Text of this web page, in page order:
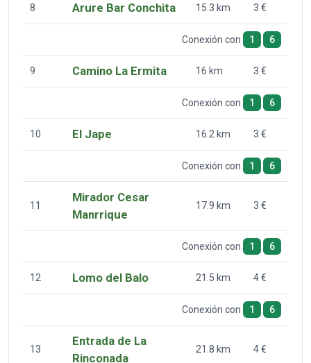
8 Arure Bar Conchita 15.3 km 3 €
Conexión con 1 6
9 Camino La Ermita 16 km 3 €
Conexión con 1 6
10 El Jape 16.2 km 3 €
Conexión con 1 6
11
Mirador Cesar
Manrrique
17.9 km 3 €
Conexión con 1 6
12 Lomo del Balo 21.5 km 4 €
Conexión con 1 6
13
Entrada de La
Rinconada
21.8 km 4 €